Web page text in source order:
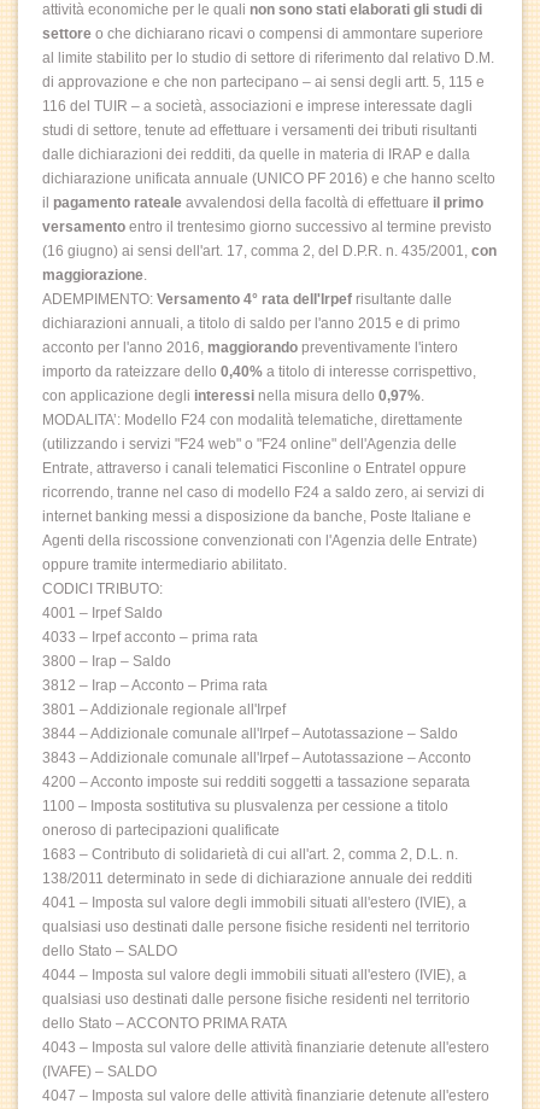
attività economiche per le quali non sono stati elaborati gli studi di
settore o che dichiarano ricavi o compensi di ammontare superiore
al limite stabilito per lo studio di settore di riferimento dal relativo D.M.
di approvazione e che non partecipano – ai sensi degli artt. 5, 115 e
116 del TUIR – a società, associazioni e imprese interessate dagli
studi di settore, tenute ad effettuare i versamenti dei tributi risultanti
dalle dichiarazioni dei redditi, da quelle in materia di IRAP e dalla
dichiarazione unificata annuale (UNICO PF 2016) e che hanno scelto
il pagamento rateale avvalendosi della facoltà di effettuare il primo
versamento entro il trentesimo giorno successivo al termine previsto
(16 giugno) ai sensi dell'art. 17, comma 2, del D.P.R. n. 435/2001, con
maggiorazione.
ADEMPIMENTO: Versamento 4° rata dell'Irpef risultante dalle
dichiarazioni annuali, a titolo di saldo per l'anno 2015 e di primo
acconto per l'anno 2016, maggiorando preventivamente l'intero
importo da rateizzare dello 0,40% a titolo di interesse corrispettivo,
con applicazione degli interessi nella misura dello 0,97%.
MODALITA’: Modello F24 con modalità telematiche, direttamente
(utilizzando i servizi "F24 web" o "F24 online" dell'Agenzia delle
Entrate, attraverso i canali telematici Fisconline o Entratel oppure
ricorrendo, tranne nel caso di modello F24 a saldo zero, ai servizi di
internet banking messi a disposizione da banche, Poste Italiane e
Agenti della riscossione convenzionati con l'Agenzia delle Entrate)
oppure tramite intermediario abilitato.
CODICI TRIBUTO:
4001 – Irpef Saldo
4033 – Irpef acconto – prima rata
3800 – Irap – Saldo
3812 – Irap – Acconto – Prima rata
3801 – Addizionale regionale all'Irpef
3844 – Addizionale comunale all'Irpef – Autotassazione – Saldo
3843 – Addizionale comunale all'Irpef – Autotassazione – Acconto
4200 – Acconto imposte sui redditi soggetti a tassazione separata
1100 – Imposta sostitutiva su plusvalenza per cessione a titolo
oneroso di partecipazioni qualificate
1683 – Contributo di solidarietà di cui all'art. 2, comma 2, D.L. n.
138/2011 determinato in sede di dichiarazione annuale dei redditi
4041 – Imposta sul valore degli immobili situati all'estero (IVIE), a
qualsiasi uso destinati dalle persone fisiche residenti nel territorio
dello Stato – SALDO
4044 – Imposta sul valore degli immobili situati all'estero (IVIE), a
qualsiasi uso destinati dalle persone fisiche residenti nel territorio
dello Stato – ACCONTO PRIMA RATA
4043 – Imposta sul valore delle attività finanziarie detenute all'estero
(IVAFE) – SALDO
4047 – Imposta sul valore delle attività finanziarie detenute all'estero